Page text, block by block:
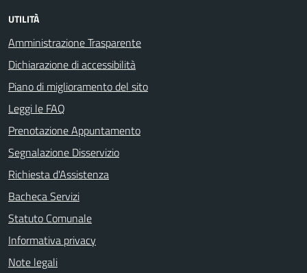
UTILITÀ
Amministrazione Trasparente
Dichiarazione di accessibilità
Piano di miglioramento del sito
Leggi le FAQ
Prenotazione Appuntamento
Segnalazione Disservizio
Richiesta d'Assistenza
Bacheca Servizi
Statuto Comunale
Informativa privacy
Note legali